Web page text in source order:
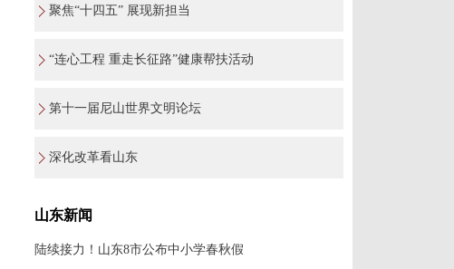
聚焦“十四五” 展现新担当
“连心工程 重走长征路”健康帮扶活动
第十一届尼山世界文明论坛
深化改革看山东
山东新闻
陆续接力！山东8市公布中小学春秋假